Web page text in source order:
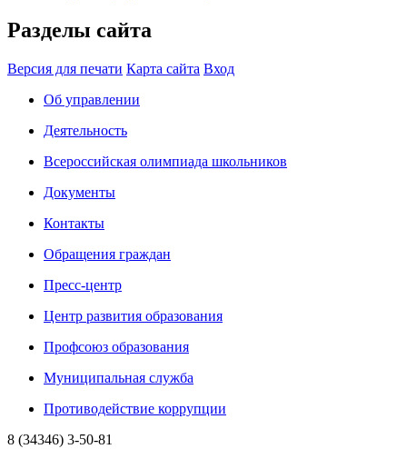
Разделы сайта
Версия для печати Карта сайта Вход
Об управлении
Деятельность
Всероссийская олимпиада школьников
Документы
Контакты
Обращения граждан
Пресс-центр
Центр развития образования
Профсоюз образования
Муниципальная служба
Противодействие коррупции
8 (34346) 3-50-81